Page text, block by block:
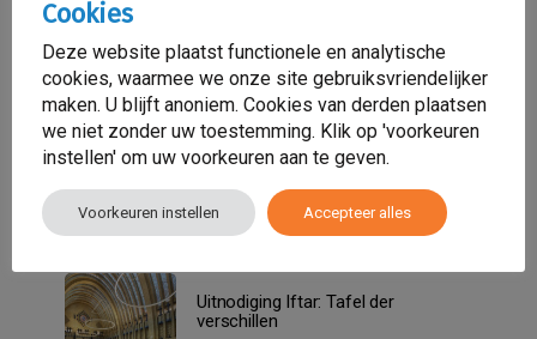
Bibliotheek Neude was een
onvergetelijke ervaring!
7 april 2025
Sensa Zorg trots partner van
aan groene, veilige plekken!
14 maart 2025
Uitnodiging Iftar: Tafel der
verschillen
Cookies
Deze website plaatst functionele en analytische
cookies, waarmee we onze site gebruiksvriendelijker
maken. U blijft anoniem. Cookies van derden plaatsen
we niet zonder uw toestemming. Klik op 'voorkeuren
instellen' om uw voorkeuren aan te geven.
Voorkeuren instellen Accepteer alles